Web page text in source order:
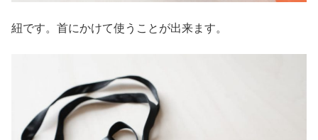
紐です。首にかけて使うことが出来ます。